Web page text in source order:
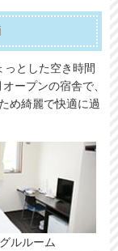
とした空き時間
ープンの宿舎で、
め綺麗で快適に過
ルルーム